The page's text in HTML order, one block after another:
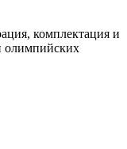
комплектация и
олимпийских